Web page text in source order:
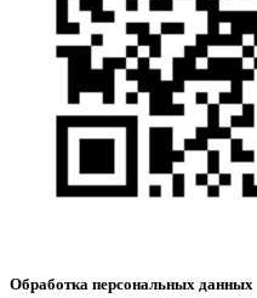
Обработка персональных данных